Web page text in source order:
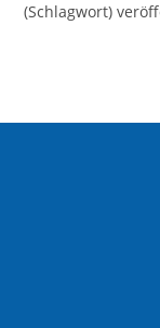
(Schlagwort)